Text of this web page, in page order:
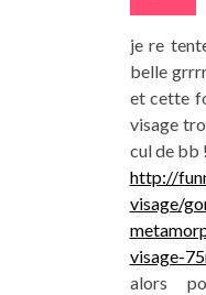
je re
belle
et cette
visage
cul de bb !
http://
visage/
visage-
alors